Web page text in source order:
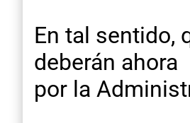
En tal sentido,
deberán
por la